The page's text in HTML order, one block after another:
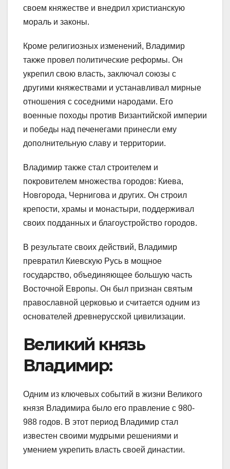
своем княжестве и внедрил христианскую
мораль и законы.
Кроме религиозных изменений, Владимир
также провел политические реформы. Он
укрепил свою власть, заключал союзы с
другими княжествами и устанавливал мирные
отношения с соседними народами. Его
военные походы против Византийской империи
и победы над печенегами принесли ему
дополнительную славу и территории.
Владимир также стал строителем и
покровителем множества городов: Киева,
Новгорода, Чернигова и других. Он строил
крепости, храмы и монастыри, поддерживал
своих подданных и благоустройство городов.
В результате своих действий, Владимир
превратил Киевскую Русь в мощное
государство, объединяющее большую часть
Восточной Европы. Он был признан святым
православной церковью и считается одним из
основателей древнерусской цивилизации.
Великий князь
Владимир:
Одним из ключевых событий в жизни Великого
князя Владимира было его правление с 980-
988 годов. В этот период Владимир стал
известен своими мудрыми решениями и
умением укрепить власть своей династии.